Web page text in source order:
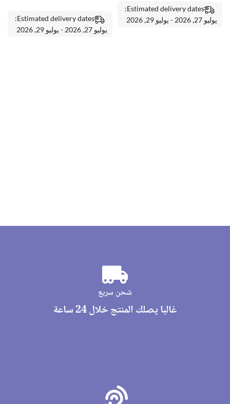
Estimated delivery dates:
يوليو 27, 2026 - يوليو 29, 2026
Estimated delivery dates:
يوليو 27, 2026 - يوليو 29, 2026
شحن سريع
غالبا يصلك المنتج خلال 24 ساعة